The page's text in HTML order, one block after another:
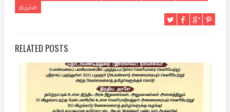
திருச்சி
RELATED POSTS